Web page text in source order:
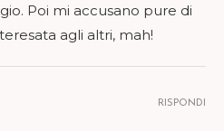
Poi mi accusano pure di
agli altri, mah!
RISPONDI